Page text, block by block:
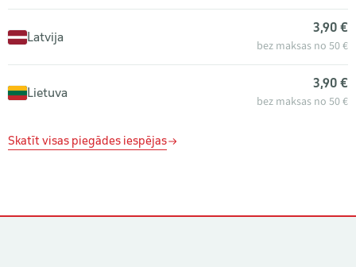
Latvija
3,90 €
bez maksas no 50 €
Lietuva
3,90 €
bez maksas no 50 €
Skatīt visas piegādes iespējas